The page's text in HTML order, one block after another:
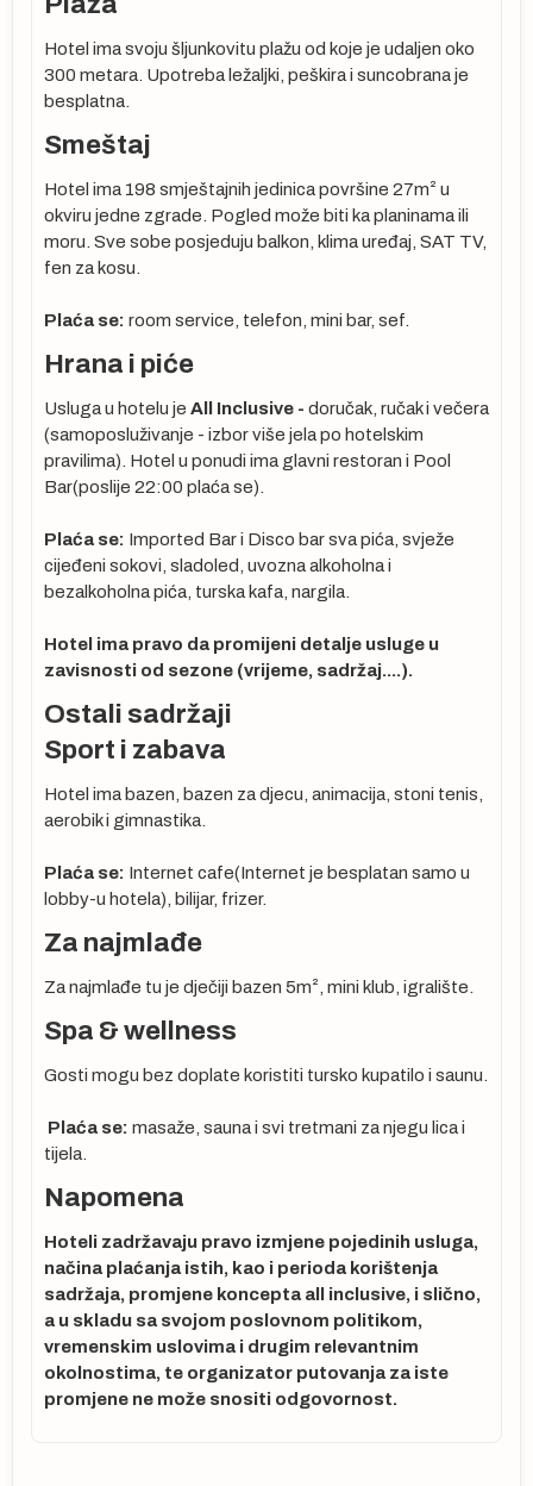
Hotel ima svoju šljunkovitu plažu od koje je udaljen oko
300 metara. Upotreba ležaljki, peškira i suncobrana je
besplatna.
Smeštaj
Hotel ima 198 smještajnih jedinica površine 27m² u
okviru jedne zgrade. Pogled može biti ka planinama ili
moru. Sve sobe posjeduju balkon, klima uređaj, SAT TV,
fen za kosu.
Plaća se: room service, telefon, mini bar, sef.
Hrana i piće
Usluga u hotelu je All Inclusive - doručak, ručak i večera
(samoposluživanje - izbor više jela po hotelskim
pravilima). Hotel u ponudi ima glavni restoran i Pool
Bar(poslije 22:00 plaća se).
Plaća se: Imported Bar i Disco bar sva pića, svježe
cijeđeni sokovi, sladoled, uvozna alkoholna i
bezalkoholna pića, turska kafa, nargila.
Hotel ima pravo da promijeni detalje usluge u
zavisnosti od sezone (vrijeme, sadržaj....).
Ostali sadržaji
Sport i zabava
Hotel ima bazen, bazen za djecu, animacija, stoni tenis,
aerobik i gimnastika.
Plaća se: Internet cafe(Internet je besplatan samo u
lobby-u hotela), bilijar, frizer.
Za najmlađe
Za najmlađe tu je dječiji bazen 5m², mini klub, igralište.
Spa & wellness
Gosti mogu bez doplate koristiti tursko kupatilo i saunu.
Plaća se: masaže, sauna i svi tretmani za njegu lica i
tijela.
Napomena
Hoteli zadržavaju pravo izmjene pojedinih usluga,
načina plaćanja istih, kao i perioda korištenja
sadržaja, promjene koncepta all inclusive, i slično,
a u skladu sa svojom poslovnom politikom,
vremenskim uslovima i drugim relevantnim
okolnostima, te organizator putovanja za iste
promjene ne može snositi odgovornost.